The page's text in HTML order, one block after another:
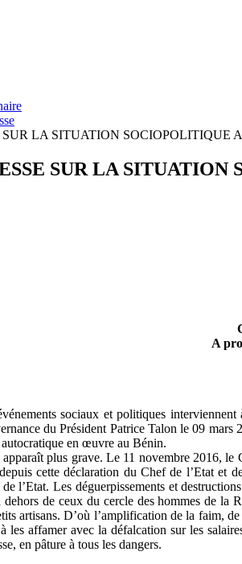
SUR LA SITUATION SOCIOPOLITIQUE
SUR LA
A
sociaux et politiques
du Président Patrice Talon le 09
en œuvre au Bénin.
plus grave. Le 11 novembre 2016,
cette déclaration du Chef de l’Etat et
l’Etat. Les déguerpissements et
de ceux du cercle des hommes de la
artisans. D’où l’amplification de la faim,
les affamer avec la défalcation sur les
en pâture à tous les dangers.